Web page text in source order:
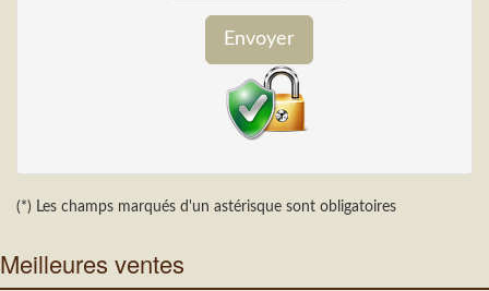
(*) Les champs marqués d'un astérisque sont obligatoires
Meilleures ventes